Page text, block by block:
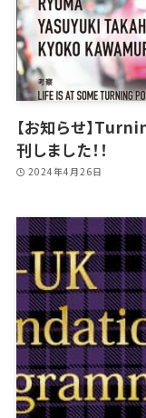
【お知らせ】
刊しました！！
2024年4月26日